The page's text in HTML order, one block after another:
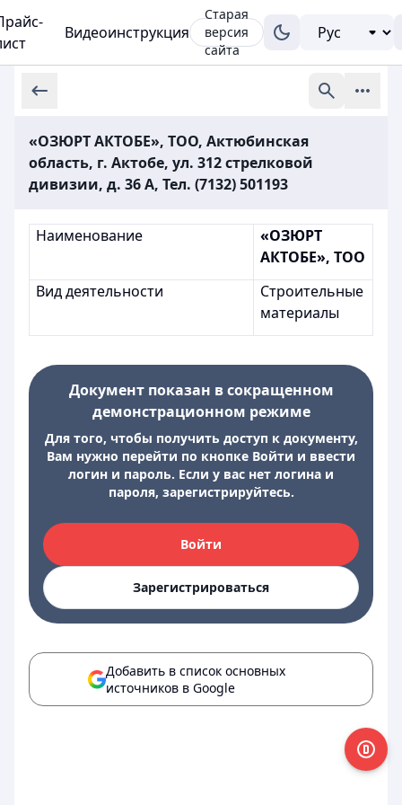
Видеоинструкция
Старая
версия
сайта
«ОЗЮРТ АКТОБЕ», ТОО, Актюбинская
область, г. Актобе, ул. 312 стрелковой
дивизии, д. 36 А, Тел. (7132) 501193
Наименование
«ОЗЮРТ
АКТОБЕ», ТОО
Вид деятельности
Строительные
материалы
Документ показан в сокращенном
демонстрационном режиме
Для того, чтобы получить доступ к документу,
Вам нужно перейти по кнопке Войти и ввести
логин и пароль. Если у вас нет логина и
пароля, зарегистрируйтесь.
Войти
Зарегистрироваться
Добавить в список основных
источников в Google